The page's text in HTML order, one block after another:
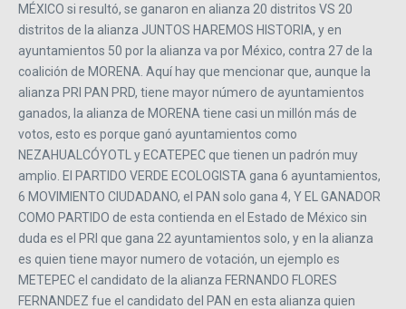
MÉXICO si resultó, se ganaron en alianza 20 distritos VS 20
distritos de la alianza JUNTOS HAREMOS HISTORIA, y en
ayuntamientos 50 por la alianza va por México, contra 27 de la
coalición de MORENA. Aquí hay que mencionar que, aunque la
alianza PRI PAN PRD, tiene mayor número de ayuntamientos
ganados, la alianza de MORENA tiene casi un millón más de
votos, esto es porque ganó ayuntamientos como
NEZAHUALCÓYOTL y ECATEPEC que tienen un padrón muy
amplio. El PARTIDO VERDE ECOLOGISTA gana 6 ayuntamientos,
6 MOVIMIENTO CIUDADANO, el PAN solo gana 4, Y EL GANADOR
COMO PARTIDO de esta contienda en el Estado de México sin
duda es el PRI que gana 22 ayuntamientos solo, y en la alianza
es quien tiene mayor numero de votación, un ejemplo es
METEPEC el candidato de la alianza FERNANDO FLORES
FERNANDEZ fue el candidato del PAN en esta alianza quien